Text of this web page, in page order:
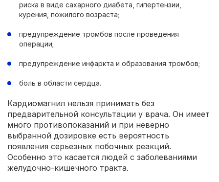
риска в виде сахарного диабета, гипертензии,
курения, пожилого возраста;
предупреждение тромбов после проведения
операции;
предупреждение инфаркта и образования тромбов;
боль в области сердца.
Кардиомагнил нельзя принимать без
предварительной консультации у врача. Он имеет
много противопоказаний и при неверно
выбранной дозировке есть вероятность
появления серьезных побочных реакций.
Особенно это касается людей с заболеваниями
желудочно-кишечного тракта.